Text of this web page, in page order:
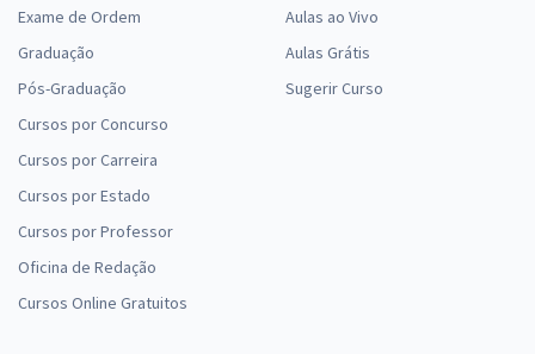
Exame de Ordem
Graduação
Pós-Graduação
Cursos por Concurso
Cursos por Carreira
Cursos por Estado
Cursos por Professor
Oficina de Redação
Cursos Online Gratuitos
Aulas ao Vivo
Aulas Grátis
Sugerir Curso